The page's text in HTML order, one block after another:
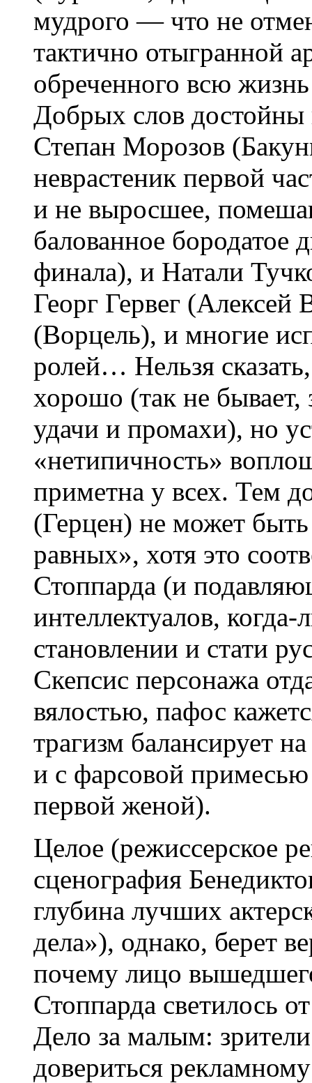
мудрого — что не
тактично отыгранной
обреченного всю
Добрых слов достойны
Степан Морозов
неврастеник первой
и не выросшее,
балованное бородатое
финала), и Натали
Георг Гервег (Алексей
(Ворцель), и многие
ролей… Нельзя
хорошо (так не бывает,
удачи и промахи), но
«нетипичность»
приметна у всех. Тем
(Герцен) не может
равных», хотя это
Стоппарда (и
интеллектуалов,
становлении и стати
Скепсис персонажа
вялостью, пафос
трагизм балансирует
и с фарсовой
первой женой).
Целое (режиссерское
сценография
глубина лучших
дела»), однако, берет
почему лицо
Стоппарда светилось
Дело за малым:
довериться